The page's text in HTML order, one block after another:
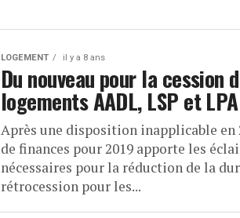
LOGEMENT il y a 8 ans
Du nouveau pour la cession
logements AADL, LSP et LPA
Après une disposition inapplicable en
de finances pour 2019 apporte les
nécessaires pour la réduction de la
rétrocession pour les...